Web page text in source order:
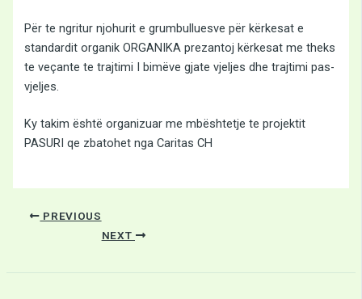
Për te ngritur njohurit e grumbulluesve për kërkesat e
standardit organik ORGANIKA prezantoj kërkesat me theks
te veçante te trajtimi I bimëve gjate vjeljes dhe trajtimi pas-
vjeljes.
Ky takim është organizuar me mbështetje te projektit
PASURI qe zbatohet nga Caritas CH
PREVIOUS
NEXT